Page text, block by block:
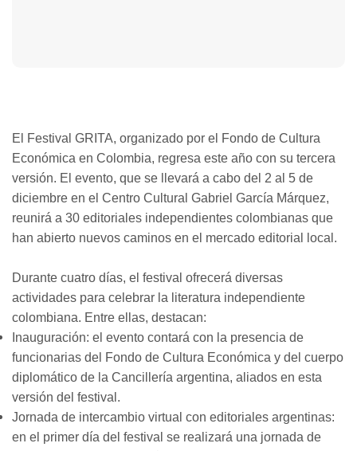
El Festival GRITA, organizado por el Fondo de Cultura
Económica en Colombia, regresa este año con su tercera
versión. El evento, que se llevará a cabo del 2 al 5 de
diciembre en el Centro Cultural Gabriel García Márquez,
reunirá a 30 editoriales independientes colombianas que
han abierto nuevos caminos en el mercado editorial local.
Durante cuatro días, el festival ofrecerá diversas
actividades para celebrar la literatura independiente
colombiana. Entre ellas, destacan:
Inauguración: el evento contará con la presencia de
funcionarias del Fondo de Cultura Económica y del cuerpo
diplomático de la Cancillería argentina, aliados en esta
versión del festival.
Jornada de intercambio virtual con editoriales argentinas:
en el primer día del festival se realizará una jornada de